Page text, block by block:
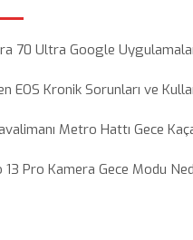
70 Ultra Google
EOS Kronik Sorunları ve
Metro Hattı Gece
13 Pro Kamera Gece Modu